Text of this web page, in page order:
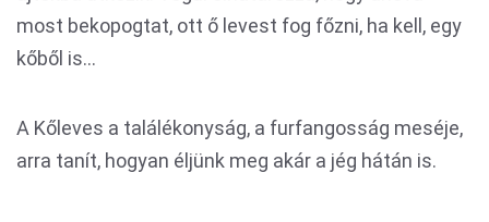
most bekopogtat, ott ő levest fog főzni, ha kell, egy
kőből is...
A Kőleves a találékonyság, a furfangosság meséje,
arra tanít, hogyan éljünk meg akár a jég hátán is.